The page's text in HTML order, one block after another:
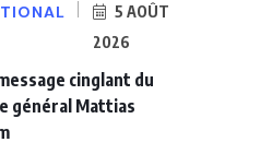
5 AOÛT
2026
cinglant du
général Mattias